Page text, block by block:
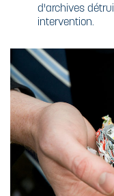
d'archives
intervention.